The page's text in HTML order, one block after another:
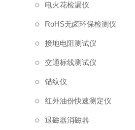
电火花检漏仪
RoHS无卤环保检测仪
接地电阻测试仪
交通标线测试仪
锚纹仪
红外油份快速测定仪
退磁器消磁器